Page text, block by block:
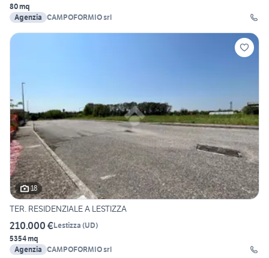
80 mq
Agenzia CAMPOFORMIO srl
18
TER. RESIDENZIALE A LESTIZZA
210.000 €Lestizza (UD)
5354 mq
Agenzia CAMPOFORMIO srl